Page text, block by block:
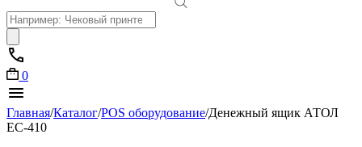
Поиск
товаров
0
Главная/Каталог/POS оборудование/Денежный ящик АТОЛ
EC-410